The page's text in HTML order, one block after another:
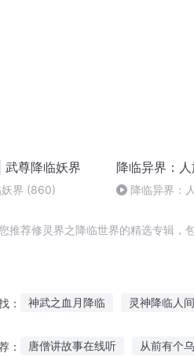
武尊降临妖界
界 (860)
降临异界：
降临异界：
推荐修灵界之降临世界的精选专辑，
： 神武之血月降临 灵神降临人间
： 唐僧讲故事在线听 从前有个